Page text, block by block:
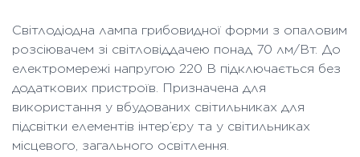
Світлодіодна лампа грибовидної форми з опаловим
розсіювачем зі світловіддачею понад 70 лм/Вт. До
електромережі напругою 220 В підключається без
додаткових пристроїв. Призначена для
використання у вбудованих світильниках для
підсвітки елементів інтер’єру та у світильниках
місцевого, загального освітлення.